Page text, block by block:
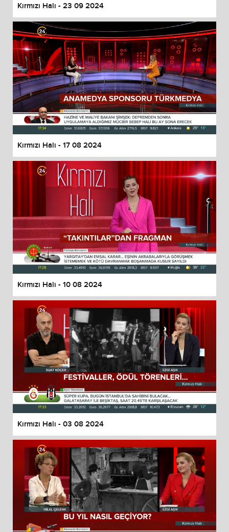
Kırmızı Halı - 23 09 2024
Kırmızı Halı - 17 08 2024
Kırmızı Halı - 10 08 2024
Kırmızı Halı - 03 08 2024